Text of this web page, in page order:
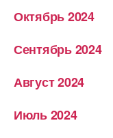
Октябрь 2024
Сентябрь 2024
Август 2024
Июль 2024